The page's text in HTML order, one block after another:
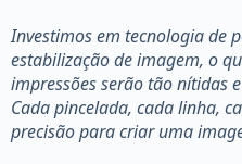
Investimos em tecnologia de
estabilização de imagem, o
impressões serão tão nítidas
Cada pincelada, cada linha,
precisão para criar uma